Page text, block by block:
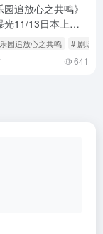
追放心之共鸣》
光11/13日本上映
园追放心之共鸣 # 剧场版
641